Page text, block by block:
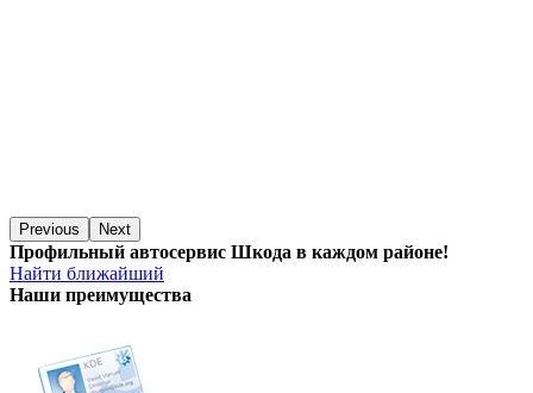
Previous Next
Профильный автосервис Шкода в каждом районе!
Найти ближайший
Наши преимущества